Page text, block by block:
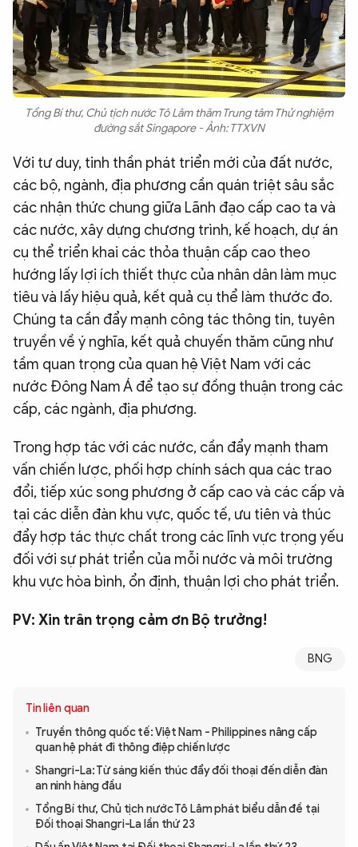
Tổng Bí thư, Chủ tịch nước Tô Lâm thăm Trung tâm Thử nghiệm
đường sắt Singapore - Ảnh: TTXVN
Với tư duy, tinh thần phát triển mới của đất nước,
các bộ, ngành, địa phương cần quán triệt sâu sắc
các nhận thức chung giữa Lãnh đạo cấp cao ta và
các nước, xây dựng chương trình, kế hoạch, dự án
cụ thể triển khai các thỏa thuận cấp cao theo
hướng lấy lợi ích thiết thực của nhân dân làm mục
tiêu và lấy hiệu quả, kết quả cụ thể làm thước đo.
Chúng ta cần đẩy mạnh công tác thông tin, tuyên
truyền về ý nghĩa, kết quả chuyến thăm cũng như
tầm quan trọng của quan hệ Việt Nam với các
nước Đông Nam Á để tạo sự đồng thuận trong các
cấp, các ngành, địa phương.
Trong hợp tác với các nước, cần đẩy mạnh tham
vấn chiến lược, phối hợp chính sách qua các trao
đổi, tiếp xúc song phương ở cấp cao và các cấp và
tại các diễn đàn khu vực, quốc tế, ưu tiên và thúc
đẩy hợp tác thực chất trong các lĩnh vực trọng yếu
đối với sự phát triển của mỗi nước và môi trường
khu vực hòa bình, ổn định, thuận lợi cho phát triển.
PV: Xin trân trọng cảm ơn Bộ trưởng!
BNG
Tin liên quan
Truyền thông quốc tế: Việt Nam - Philippines nâng cấp
quan hệ phát đi thông điệp chiến lược
Shangri-La: Từ sáng kiến thúc đẩy đối thoại đến diễn đàn
an ninh hàng đầu
Tổng Bí thư, Chủ tịch nước Tô Lâm phát biểu dẫn đề tại
Đối thoại Shangri-La lần thứ 23